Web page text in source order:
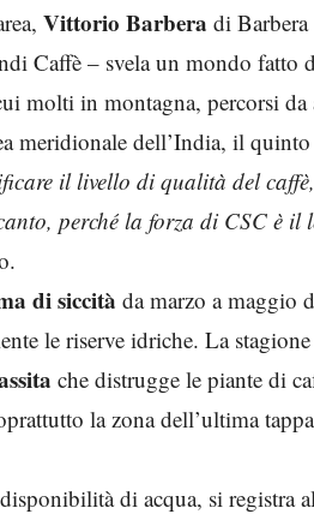
Vittorio Barbera di
Caffè – svela un mondo fatto
molti in montagna, percorsi
meridionale dell’India, il
il livello di qualità del
perché la forza di CSC è il
di siccità da marzo a maggio
le riserve idriche. La
che distrugge le piante di
la zona dell’ultima
di acqua, si